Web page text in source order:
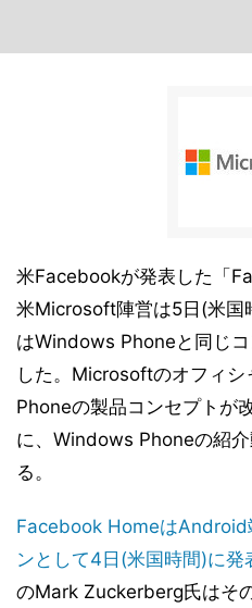
米Facebookが発表した「
米Microsoft陣営は5日(米
はWindows Phoneと同じ
した。Microsoftのオフィ
Phoneの製品コンセプトが
に、Windows Phoneの紹
る。
Facebook HomeはAndroid
ンとして4日(米国時間)に発
のMark Zuckerberg氏はそ